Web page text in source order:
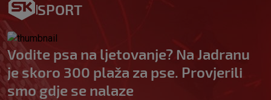
SPORT
Vodite psa na ljetovanje? Na Jadranu
je skoro 300 plaža za pse. Provjerili
smo gdje se nalaze